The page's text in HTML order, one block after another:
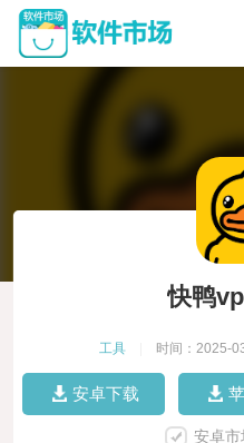
快鸭
工具 时间：2025-
安卓下载
安卓